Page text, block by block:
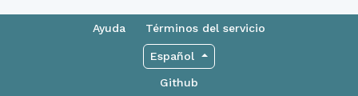
Ayuda Términos del servicio
Español
Github